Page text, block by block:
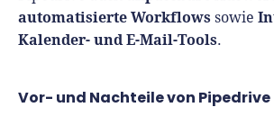
automatisierte Workflows sowie
Kalender- und E-Mail-Tools.
Vor- und Nachteile von Pipedrive